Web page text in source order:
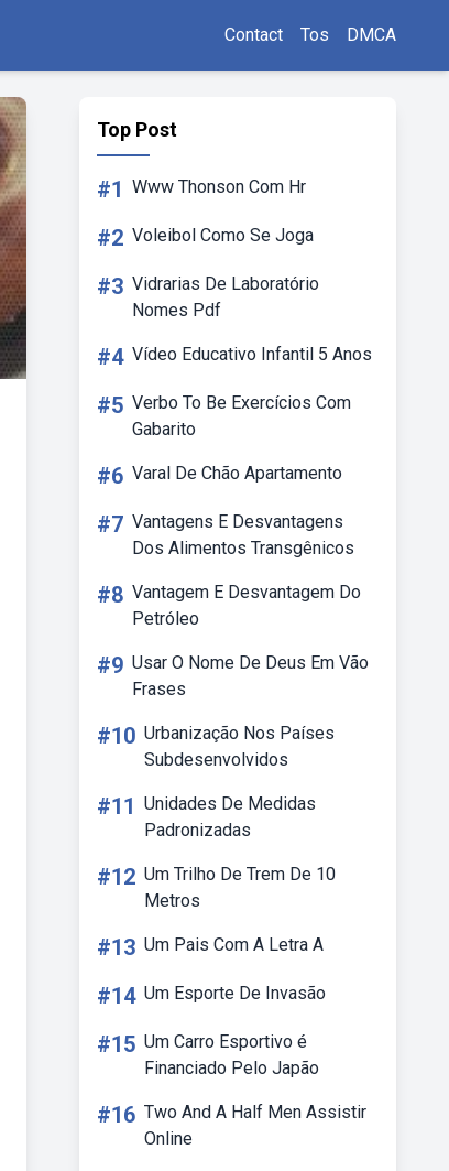
Contact Tos DMCA
Top Post
#1 Www Thonson Com Hr
#2 Voleibol Como Se Joga
#3 Vidrarias De Laboratório
Nomes Pdf
#4 Vídeo Educativo Infantil 5 Anos
#5 Verbo To Be Exercícios Com
Gabarito
#6 Varal De Chão Apartamento
#7 Vantagens E Desvantagens
Dos Alimentos Transgênicos
#8 Vantagem E Desvantagem Do
Petróleo
#9 Usar O Nome De Deus Em Vão
Frases
#10 Urbanização Nos Países
Subdesenvolvidos
#11 Unidades De Medidas
Padronizadas
#12 Um Trilho De Trem De 10
Metros
#13 Um Pais Com A Letra A
#14 Um Esporte De Invasão
#15 Um Carro Esportivo é
Financiado Pelo Japão
#16 Two And A Half Men Assistir
Online